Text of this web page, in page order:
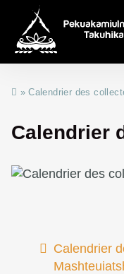
»Calendrier des
Calendrier
Calendrier